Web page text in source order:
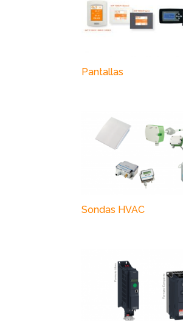
Pantallas
Sondas HVAC